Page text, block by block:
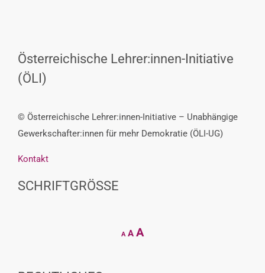
Österreichische Lehrer:innen-Initiative
(ÖLI)
© Österreichische Lehrer:innen-Initiative – Unabhängige
Gewerkschafter:innen für mehr Demokratie (ÖLI-UG)
Kontakt
SCHRIFTGRÖSSE
A
Decrease
font
A Reset
AIncrease